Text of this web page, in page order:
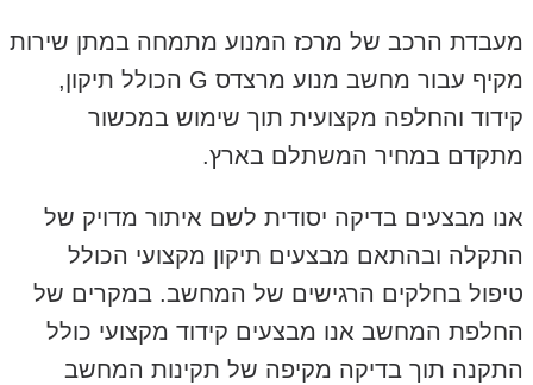
מעבדת הרכב של מרכז המנוע מתמחה במתן שירות
מקיף עבור מחשב מנוע מרצדס G הכולל תיקון,
קידוד והחלפה מקצועית תוך שימוש במכשור
מתקדם במחיר המשתלם בארץ.
אנו מבצעים בדיקה יסודית לשם איתור מדויק של
התקלה ובהתאם מבצעים תיקון מקצועי הכולל
טיפול בחלקים הרגישים של המחשב. במקרים של
החלפת המחשב אנו מבצעים קידוד מקצועי כולל
התקנה תוך בדיקה מקיפה של תקינות המחשב